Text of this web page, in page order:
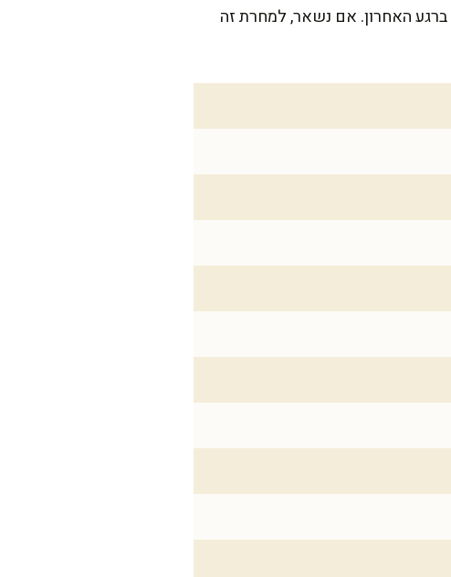
ברגע האחרון. אם נשאר, למחרת זה